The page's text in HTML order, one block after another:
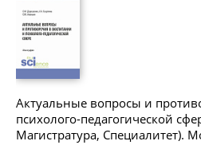
Актуальные вопросы и
психолого-педагогической
Магистратура, Специалитет).